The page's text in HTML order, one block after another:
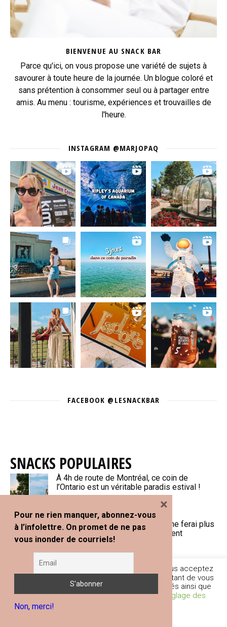
BIENVENUE AU SNACK BAR
Parce qu'ici, on vous propose une variété de sujets à
savourer à toute heure de la journée. Un blogue coloré et
sans prétention à consommer seul ou à partager entre
amis. Au menu : tourisme, expériences et trouvailles de
l'heure.
INSTAGRAM @MARJOPAQ
FACEBOOK @LESNACKBAR
SNACKS POPULAIRES
À 4h de route de Montréal, ce coin de
l’Ontario est un véritable paradis estival !
J’ai testé la Ninja SLUSHi™ et je ne ferai plus
jamais mes cafés glacés autrement
Portugal en 10 jours : mon itinéraire de
voyage et mes recommandations
En poursuivant votre navigation sur ce site, vous acceptez
l'utilisation de traceurs (cookies) nous permettant de vous
fournir les services et fonctionnalités proposés ainsi que
d’améliorer votre expérience globale.
Réglage des
Pour ne rien manquer, abonnez-vous
à l’infolettre. On promet de ne pas
vous inonder de courriels!
Non, merci!
×